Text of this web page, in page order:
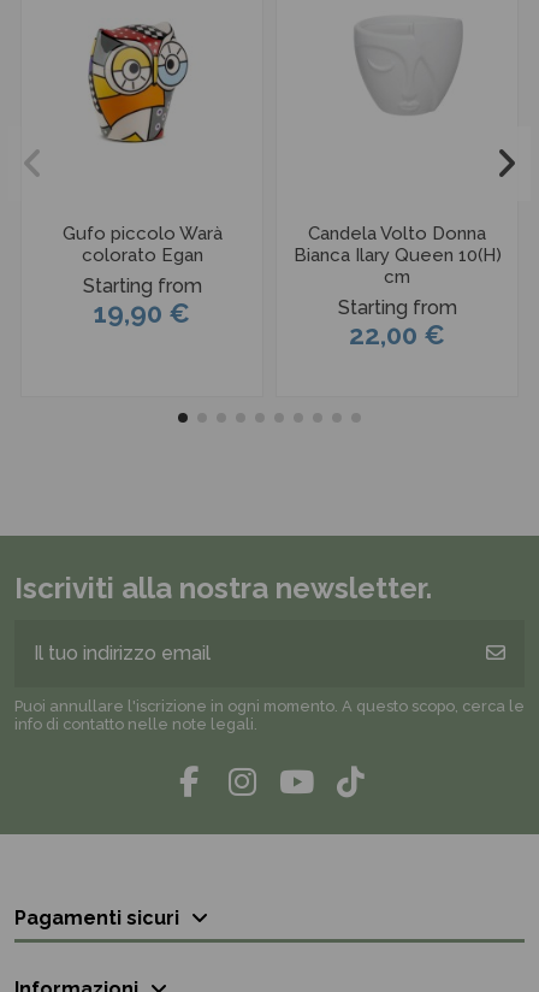
Gufo piccolo Warà
colorato Egan
Starting from
19,90 €
Candela Volto Donna
Bianca Ilary Queen 10(H)
cm
Starting from
22,00 €
Iscriviti alla nostra newsletter.
Puoi annullare l'iscrizione in ogni momento. A questo scopo, cerca le
info di contatto nelle note legali.
Pagamenti sicuri